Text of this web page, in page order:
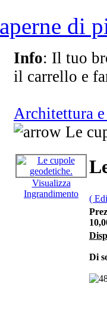
I
di
Info: Il tuo
il carrello e
Architettura e
Le
Visualizza
Ingrandimento
(
Di